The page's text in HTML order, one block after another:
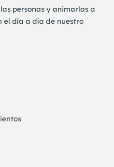
personas y animarlas a
día a día de nuestro